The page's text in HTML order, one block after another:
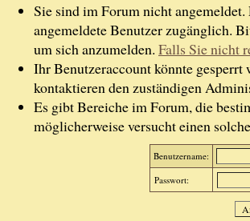
Sie sind im Forum nicht
angemeldete Benutzer zugänglich.
um sich anzumelden. Falls Sie nicht
Ihr Benutzeraccount könnte gesperrt
kontaktieren den zuständigen
Es gibt Bereiche im Forum, die
möglicherweise versucht einen
Benutzername:
Passwort: